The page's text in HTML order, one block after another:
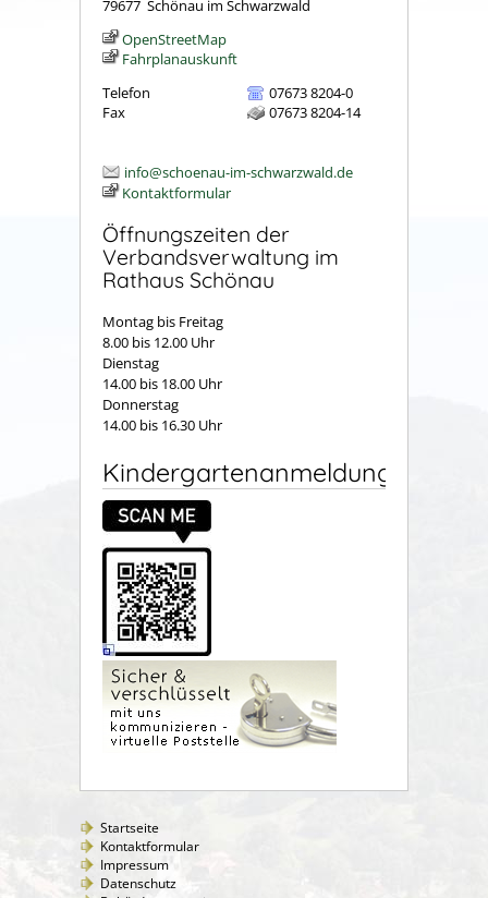
79677 Schönau im Schwarzwald
OpenStreetMap
Fahrplanauskunft
Telefon
07673 8204-0
Fax
07673 8204-14
info@schoenau-im-schwarzwald.de
Kontaktformular
Öffnungszeiten der
Verbandsverwaltung im
Rathaus Schönau
Montag bis Freitag
8.00 bis 12.00 Uhr
Dienstag
14.00 bis 18.00 Uhr
Donnerstag
14.00 bis 16.30 Uhr
Kindergartenanmeldung
Startseite
Kontaktformular
Impressum
Datenschutz